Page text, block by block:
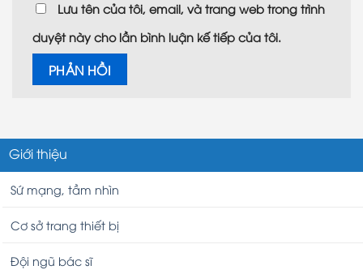
Lưu tên của tôi, email, và trang web trong trình
duyệt này cho lần bình luận kế tiếp của tôi.
Giới thiệu
Sứ mạng, tầm nhìn
Cơ sở trang thiết bị
Đội ngũ bác sĩ